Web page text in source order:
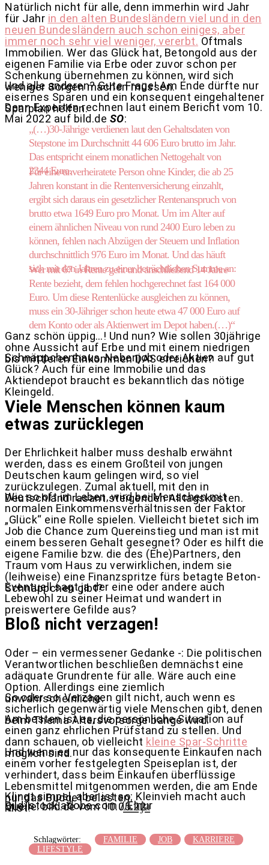
Natürlich nicht für alle, denn immerhin wird Jahr
für Jahr in den alten Bundesländern viel und in den
neuen Bundesländern auch schon einiges, aber
immer noch sehr viel weniger, vererbt. Oftmals
Immobilien. Wer das Glück hat, Betongold aus der
eigenen Familie via Erbe oder zuvor schon per
Schenkung übernehmen zu können, wird sich
weniger Sorgen machen müssen.
Und alle anderen? Gute Frage! Am Ende dürfte nur
eisernes Sparen und ein konsequent eingehaltener
Sparplan helfen.
Denn Experten rechnen laut einem Bericht vom 10.
Mai 2022 auf bild.de SO:
„(…)30-Jährige verdienen laut den Gehaltsdaten von
Stepstone im Durchschnitt 44 606 Euro brutto im Jahr.
Das entspricht einem monatlichen Nettogehalt von
2344 Euro.
Für eine unverheiratete Person ohne Kinder, die ab 25
Jahren konstant in die Rentenversicherung einzahlt,
ergibt sich daraus ein gesetzlicher Rentenanspruch von
brutto etwa 1649 Euro pro Monat. Um im Alter auf
einem ähnlichen Niveau von rund 2400 Euro leben zu
können, fehlen nach Abzügen der Steuern und Inflation
durchschnittlich 976 Euro im Monat. Und das häuft
sich mit den Jahren zu einer beträchtlichen Summe an:
Wer mit 67 in Rente geht und anschließend 14 Jahre
Rente bezieht, dem fehlen hochgerechnet fast 164 000
Euro. Um diese Rentenlücke ausgleichen zu können,
muss ein 30-Jähriger schon heute etwa 47 000 Euro auf
dem Konto oder als Aktienwert im Depot haben.(…)“
Ganz schön üppig…! Und nun? Wie sollen 30jährige
ohne Aussicht auf Erbe und mit einem niedrigen
bis mittleren Einkommen DAS erreichen?
Schnäppchenhaus, Nebenjob oder Aktien auf gut
Glück? Auch für eine Immobilie und das
Aktiendepot braucht es bekanntlich das nötige
Kleingeld.
Viele Menschen können kaum
etwas zurücklegen
Der Ehrlichkeit halber muss deshalb erwähnt
werden, dass es einem Großteil von jungen
Deutschen kaum gelingen wird, so viel
zurückzulegen. Zumal aktuell, mit den in
Deutschland rasant steigenden Alltagskosten.
Wie so oft im Leben, wird bei Menschen mit
normalen Einkommensverhältnissen der Faktor
„Glück“ eine Rolle spielen. Vielleicht bietet sich im
Job die Chance zum Quereinstieg und man ist mit
einem besseren Gehalt gesegnet? Oder es hilft die
eigene Familie bzw. die des (Ehe)Partners, den
Traum vom Haus zu verwirklichen, indem sie
(leihweise) eine Finanzspritze fürs betagte Beton-
Schnäppchen gibt?
Eventuell sagt ja der eine oder andere auch
Lebewohl zu seiner Heimat und wandert in
preiswertere Gefilde aus?
Bloß nicht verzagen!
Oder – ein vermessener Gedanke -: Die politischen
Verantwortlichen beschließen demnächst eine
adäquate Grundrente für alle. Wäre auch eine
Option. Allerdings eine ziemlich
unwahrscheinliche.
So oder so: Verzagen gilt nicht, auch wenn es
sicherlich gegenwärtig viele Menschen gibt, denen
beim Thema Altersvorsorge bange wird.
Am besten ist es, die persönliche Situation auf
einen ganz ehrlichen Prüfstand zu stellen. Und
dann schauen, ob vielleicht kleine Spar-Schritte
möglich sind.
Und wenn es nur das konsequente Einkaufen nach
einem vorher festgelegten Speiseplan ist, der
verhindert, dass beim Einkaufen überflüssige
Lebensmittel mitgenommen werden, die am Ende
nur das Budget belasten.
Klingt simpel, aber ist so: Kleinvieh macht auch
Mist!
Quelle: bild.de vom 10.05.22
Bild: stock.adobe.com / Elnur
Anja
Schlagwörter: FAMILIE JOB
KARRIERE
LIFESTYLE